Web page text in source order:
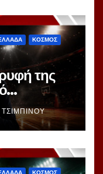
ΚΟΣΜΟΣ
της
ΤΣΙΜΠΙΝΟΎ
ΚΟΣΜΟΣ